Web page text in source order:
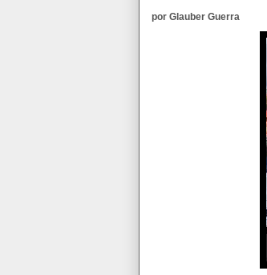
por Glauber Guerra